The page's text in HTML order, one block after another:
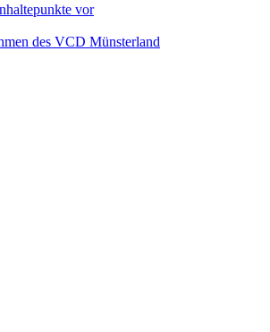
vor
des VCD Münsterland